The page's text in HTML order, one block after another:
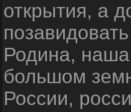
открытия, а
Родина, наша
большом
России,